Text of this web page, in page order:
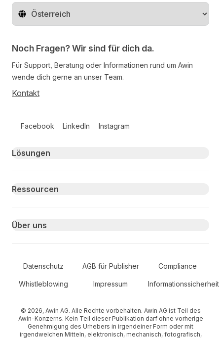
Region ändern
Noch Fragen? Wir sind für dich da.
Für Support, Beratung oder Informationen rund um Awin
wende dich gerne an unser Team.
Kontakt
Facebook LinkedIn Instagram
Primary footer navigation
Lösungen
Ressourcen
Über uns
Secondary Footer Navigation
Datenschutz AGB für Publisher Compliance
Whistleblowing Impressum Informationssicherheit
© 2026, Awin AG. Alle Rechte vorbehalten. Awin AG ist Teil des
Awin-Konzerns. Kein Teil dieser Publikation darf ohne vorherige
Genehmigung des Urhebers in irgendeiner Form oder mit
irgendwelchen Mitteln, elektronisch, mechanisch, fotografisch,